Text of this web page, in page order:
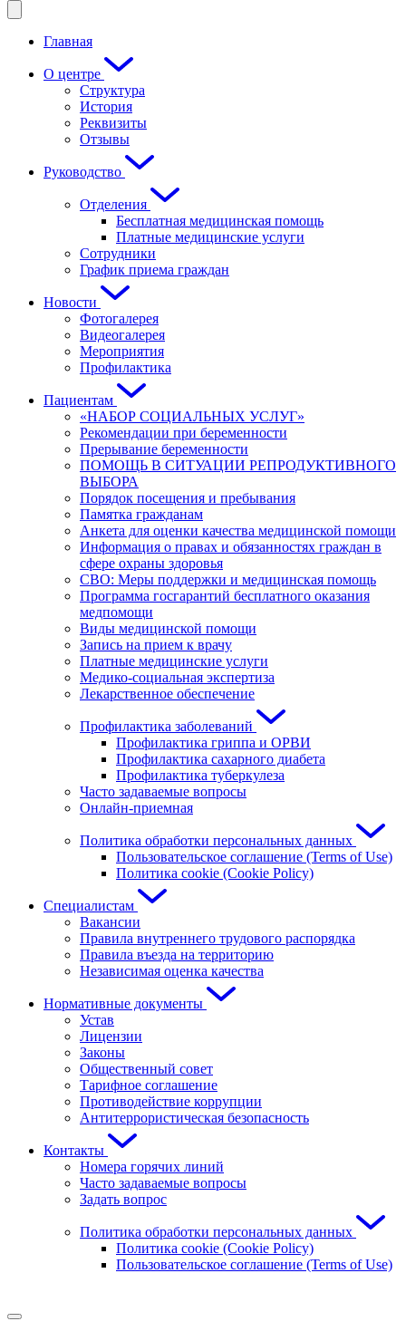
Главная
О центре
Структура
История
Реквизиты
Отзывы
Руководство
Отделения
Бесплатная медицинская помощь
Платные медицинские услуги
Сотрудники
График приема граждан
Новости
Фотогалерея
Видеогалерея
Мероприятия
Профилактика
Пациентам
«НАБОР СОЦИАЛЬНЫХ УСЛУГ»
Рекомендации при беременности
Прерывание беременности
ПОМОЩЬ В СИТУАЦИИ РЕПРОДУКТИВНОГО
ВЫБОРА
Порядок посещения и пребывания
Памятка гражданам
Анкета для оценки качества медицинской помощи
Информация о правах и обязанностях граждан в
сфере охраны здоровья
СВО: Меры поддержки и медицинская помощь
Программа госгарантий бесплатного оказания
медпомощи
Виды медицинской помощи
Запись на прием к врачу
Платные медицинские услуги
Медико-социальная экспертиза
Лекарственное обеспечение
Профилактика заболеваний
Профилактика гриппа и ОРВИ
Профилактика сахарного диабета
Профилактика туберкулеза
Часто задаваемые вопросы
Онлайн-приемная
Политика обработки персональных данных
Пользовательское соглашение (Terms of Use)
Политика cookie (Cookie Policy)
Специалистам
Вакансии
Правила внутреннего трудового распорядка
Правила въезда на территорию
Независимая оценка качества
Нормативные документы
Устав
Лицензии
Законы
Общественный совет
Тарифное соглашение
Противодействие коррупции
Антитеррористическая безопасность
Контакты
Номера горячих линий
Часто задаваемые вопросы
Задать вопрос
Политика обработки персональных данных
Политика cookie (Cookie Policy)
Пользовательское соглашение (Terms of Use)